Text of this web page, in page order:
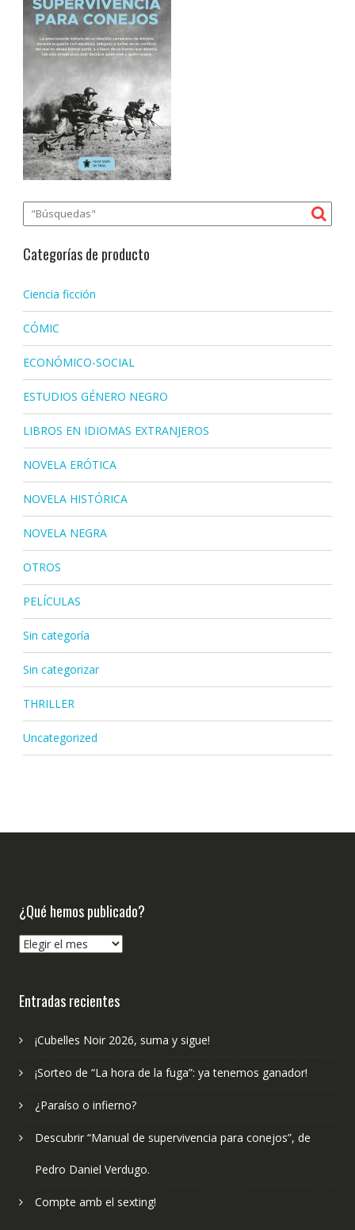
Categorías de producto
Ciencia ficción
CÓMIC
ECONÓMICO-SOCIAL
ESTUDIOS GÉNERO NEGRO
LIBROS EN IDIOMAS EXTRANJEROS
NOVELA ERÓTICA
NOVELA HISTÓRICA
NOVELA NEGRA
OTROS
PELÍCULAS
Sin categoría
Sin categorizar
THRILLER
Uncategorized
¿Qué hemos publicado?
¿Qué
Entradas recientes
¡Cubelles Noir 2026, suma y sigue!
¡Sorteo de “La hora de la fuga”: ya tenemos ganador!
¿Paraíso o infierno?
Descubrir “Manual de supervivencia para conejos”, de
Pedro Daniel Verdugo.
Compte amb el sexting!